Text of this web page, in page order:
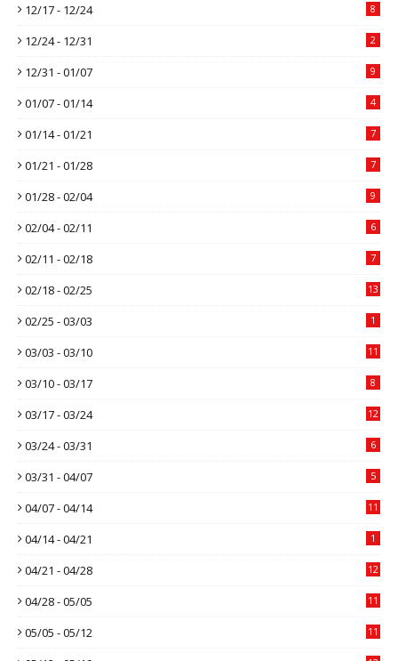
12/17 - 12/24 8
12/24 - 12/31 2
12/31 - 01/07 9
01/07 - 01/14 4
01/14 - 01/21 7
01/21 - 01/28 7
01/28 - 02/04 9
02/04 - 02/11 6
02/11 - 02/18 7
02/18 - 02/25 13
02/25 - 03/03 1
03/03 - 03/10 11
03/10 - 03/17 8
03/17 - 03/24 12
03/24 - 03/31 6
03/31 - 04/07 5
04/07 - 04/14 11
04/14 - 04/21 1
04/21 - 04/28 12
04/28 - 05/05 11
05/05 - 05/12 11